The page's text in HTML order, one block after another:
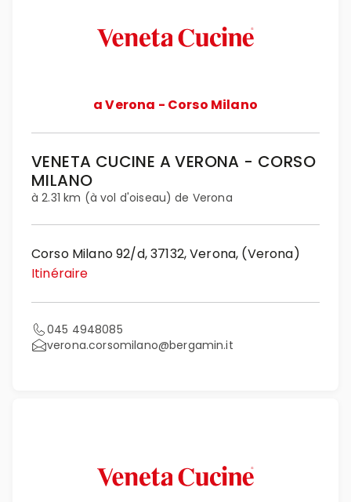
a Verona - Corso Milano
VENETA CUCINE A VERONA - CORSO
MILANO
à 2.31 km (à vol d'oiseau) de Verona
Corso Milano 92/d, 37132, Verona, (Verona)
Itinéraire
045 4948085
verona.corsomilano@bergamin.it